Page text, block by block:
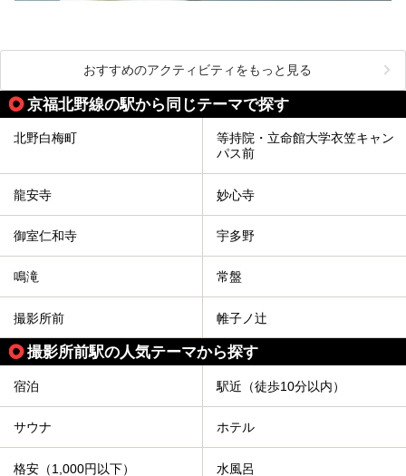
おすすめのアクティビティをもっと見る
京福北野線の駅から同じテーマで探す
北野白梅町
等持院・立命館大学衣笠キャン
パス前
龍安寺 妙心寺
御室仁和寺 宇多野
鳴滝 常盤
撮影所前 帷子ノ辻
撮影所前駅の人気テーマから探す
宿泊 駅近（徒歩10分以内）
サウナ ホテル
格安（1,000円以下） 水風呂